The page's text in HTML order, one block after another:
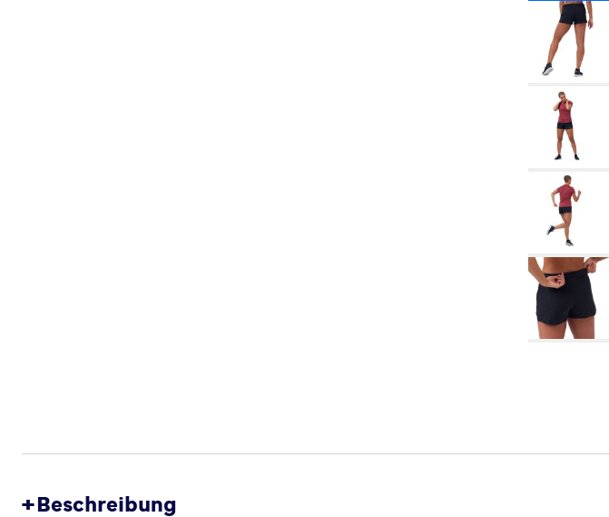
+ Beschreibung